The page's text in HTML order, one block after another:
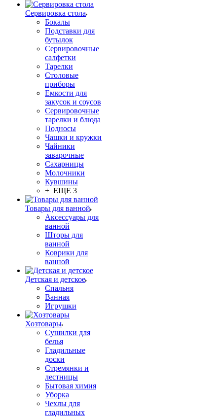
Сервировка стола
Бокалы
Подставки для
бутылок
Сервировочные
салфетки
Тарелки
Столовые
приборы
Емкости для
закусок и соусов
Сервировочные
тарелки и блюда
Подносы
Чашки и кружки
Чайники
заварочные
Сахарницы
Молочники
Кувшины
+ ЕЩЕ 3
Товары для ванной
Аксессуары для
ванной
Шторы для
ванной
Коврики для
ванной
Детская и детское
Спальня
Ванная
Игрушки
Хозтовары
Сушилки для
белья
Гладильные
доски
Стремянки и
лестницы
Бытовая химия
Уборка
Чехлы для
гладильных